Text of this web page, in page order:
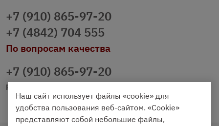
+7 (910) 865-97-20
+7 (4842) 704 555
По вопросам качества
+7 (910) 865-97-20
prazdnichniy40@palmi.ru
Наш сайт использует файлы «cookie» для
удобства пользования веб-сайтом. «Cookie»
представляют собой небольшие файлы,